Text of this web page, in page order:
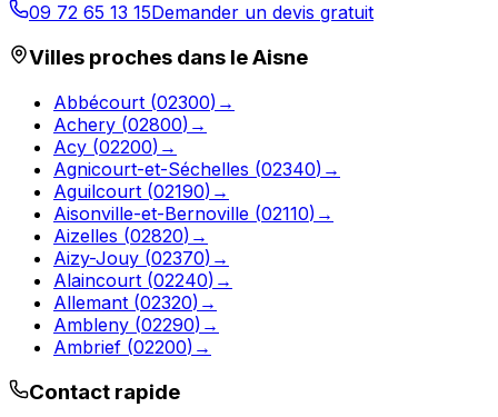
09 72 65 13 15Demander un devis gratuit
Villes proches dans leAisne
Abbécourt (02300) →
Achery (02800) →
Acy (02200) →
Agnicourt-et-Séchelles (02340) →
Aguilcourt (02190) →
Aisonville-et-Bernoville (02110) →
Aizelles (02820) →
Aizy-Jouy (02370) →
Alaincourt (02240) →
Allemant (02320) →
Ambleny (02290) →
Ambrief (02200) →
Contact rapide